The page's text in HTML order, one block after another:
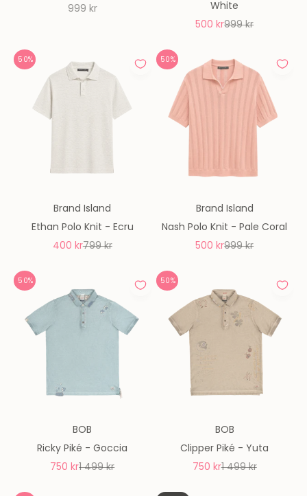
REA-pris
999 kr
White
REA-pris
500 krPris
999 kr
50%
Brand Island
Ethan Polo Knit - Ecru
REA-pris
400 krPris
799 kr
50%
Brand Island
Nash Polo Knit - Pale Coral
REA-pris
500 krPris
999 kr
50%
BOB
Ricky Piké - Goccia
REA-pris
750 krPris
1 499 kr
50%
BOB
Clipper Piké - Yuta
REA-pris
750 krPris
1 499 kr